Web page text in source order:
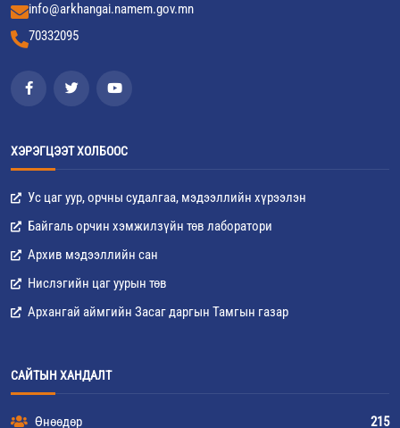
info@arkhangai.namem.gov.mn
70332095
ХЭРЭГЦЭЭТ ХОЛБООС
Ус цаг уур, орчны судалгаа, мэдээллийн хүрээлэн
Байгаль орчин хэмжилзүйн төв лаборатори
Архив мэдээллийн сан
Нислэгийн цаг уурын төв
Архангай аймгийн Засаг даргын Тамгын газар
САЙТЫН ХАНДАЛТ
Өнөөдөр 215